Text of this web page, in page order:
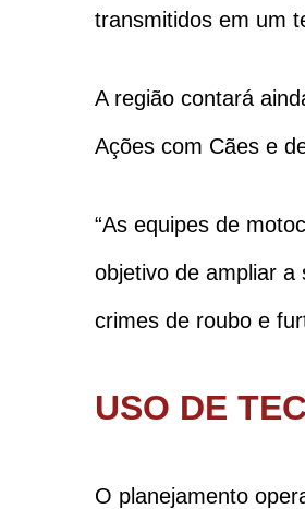
transmitidos em um
A região contará
Ações com Cães e
“As equipes de
objetivo de ampliar
crimes de roubo e
USO DE
O planejamento